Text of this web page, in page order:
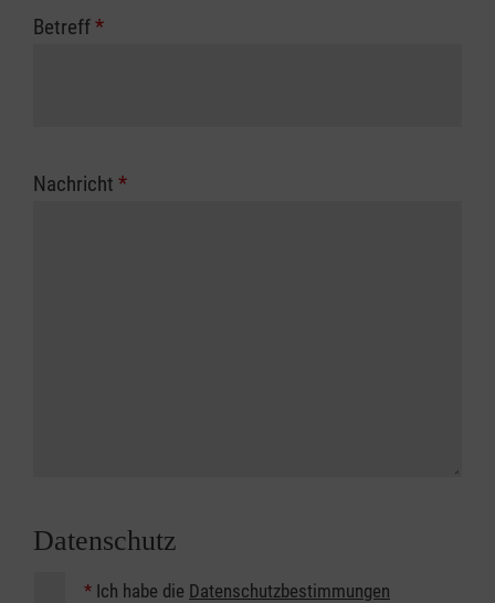
Betreff*
Nachricht *
Datenschutz
* Ich habe die Datenschutzbestimmungen